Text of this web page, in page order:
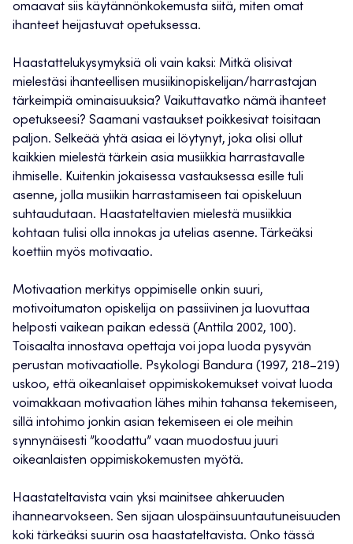
omaavat siis käytännönkokemusta siitä, miten omat
ihanteet heijastuvat opetuksessa.
Haastattelukysymyksiä oli vain kaksi: Mitkä olisivat
mielestäsi ihanteellisen musiikinopiskelijan/harrastajan
tärkeimpiä ominaisuuksia? Vaikuttavatko nämä ihanteet
opetukseesi? Saamani vastaukset poikkesivat toisitaan
paljon. Selkeää yhtä asiaa ei löytynyt, joka olisi ollut
kaikkien mielestä tärkein asia musiikkia harrastavalle
ihmiselle. Kuitenkin jokaisessa vastauksessa esille tuli
asenne, jolla musiikin harrastamiseen tai opiskeluun
suhtaudutaan. Haastateltavien mielestä musiikkia
kohtaan tulisi olla innokas ja utelias asenne. Tärkeäksi
koettiin myös motivaatio.
Motivaation merkitys oppimiselle onkin suuri,
motivoitumaton opiskelija on passiivinen ja luovuttaa
helposti vaikean paikan edessä (Anttila 2002, 100).
Toisaalta innostava opettaja voi jopa luoda pysyvän
perustan motivaatiolle. Psykologi Bandura (1997, 218–219)
uskoo, että oikeanlaiset oppimiskokemukset voivat luoda
voimakkaan motivaation lähes mihin tahansa tekemiseen,
sillä intohimo jonkin asian tekemiseen ei ole meihin
synnynäisesti ”koodattu” vaan muodostuu juuri
oikeanlaisten oppimiskokemusten myötä.
Haastateltavista vain yksi mainitsee ahkeruuden
ihannearvokseen. Sen sijaan ulospäinsuuntautuneisuuden
koki tärkeäksi suurin osa haastateltavista. Onko tässä